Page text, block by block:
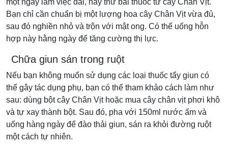
Bạn chỉ cần chuẩn bị một lượng hoa cây Chân Vịt vừa đủ,
sau đó nghiền nhỏ và trộn với mật ong. Có thể uống hỗn
hợp này hằng ngày để tăng cường thị lực.
Chữa giun sán trong ruột
Nếu bạn không muốn sử dụng các loại thuốc tẩy giun có
thể gây tác dụng phụ, bạn có thể tham khảo cách làm như
sau: dùng bột cây Chân Vịt hoặc mua cây chân vịt phơi khô
và tự xay thành bột. Sau đó, pha với 150ml nước ấm và
uống hàng ngày để đào thải giun, sán ra khỏi đường ruột
một cách tự nhiên.